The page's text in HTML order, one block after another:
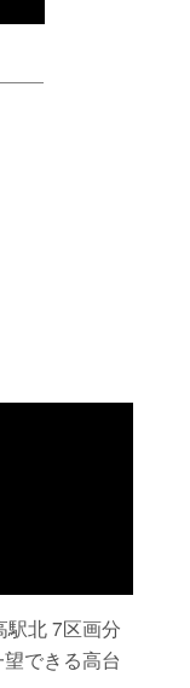
駅北 7区画分
できる高台